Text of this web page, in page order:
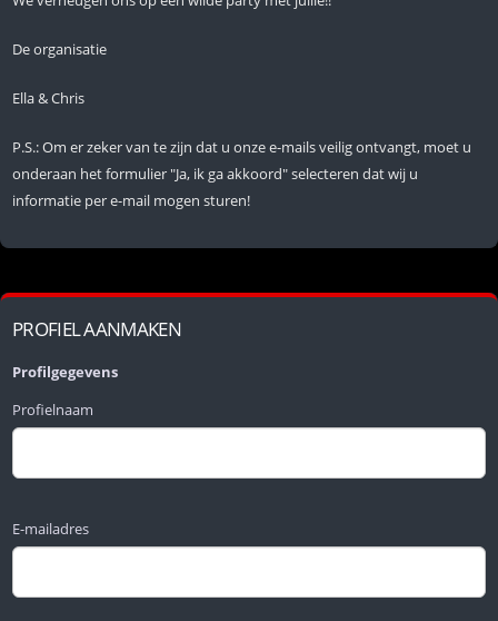
De organisatie
Ella & Chris
P.S.: Om er zeker van te zijn dat u onze e-mails veilig ontvangt, moet u
onderaan het formulier "Ja, ik ga akkoord" selecteren dat wij u
informatie per e-mail mogen sturen!
PROFIEL AANMAKEN
Profilgegevens
Profielnaam
E-mailadres